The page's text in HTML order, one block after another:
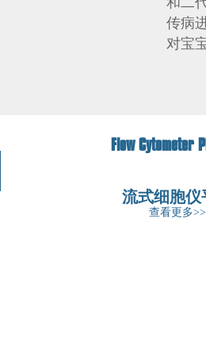
传病
对宝
Flow Cytometer
流式细胞仪
查看更多>>